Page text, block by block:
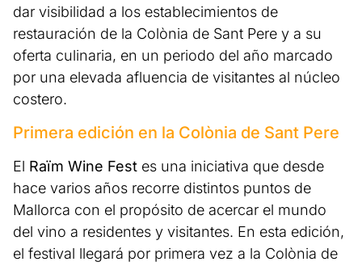
dar visibilidad a los establecimientos de
restauración de la Colònia de Sant Pere y a su
oferta culinaria, en un periodo del año marcado
por una elevada afluencia de visitantes al núcleo
costero.
Primera edición en la Colònia de Sant Pere
El Raïm Wine Fest es una iniciativa que desde
hace varios años recorre distintos puntos de
Mallorca con el propósito de acercar el mundo
del vino a residentes y visitantes. En esta edición,
el festival llegará por primera vez a la Colònia de